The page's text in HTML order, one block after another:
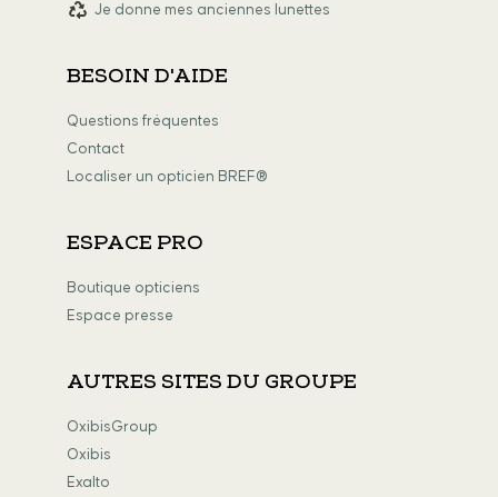
Je donne mes anciennes lunettes
BESOIN D'AIDE
Questions fréquentes
Contact
Localiser un opticien BREF®
ESPACE PRO
Boutique opticiens
Espace presse
AUTRES SITES DU GROUPE
OxibisGroup
Oxibis
Exalto